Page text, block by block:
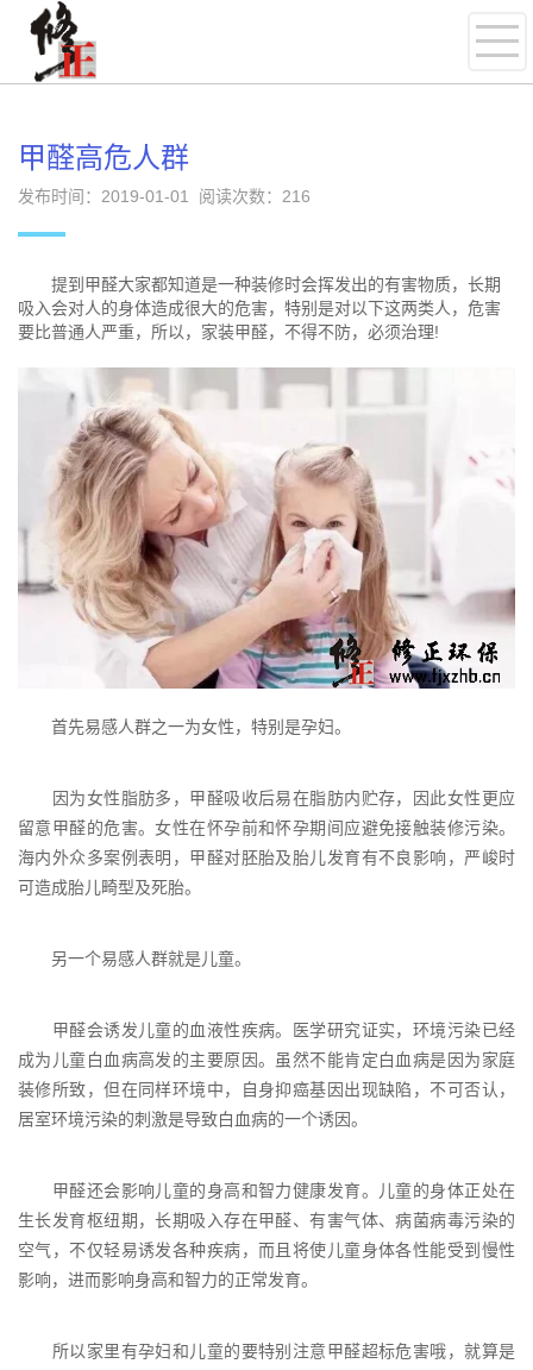
甲醛高危人群
发布时间：2019-01-01 阅读次数： 216
提到甲醛大家都知道是一种装修时会挥发出的有害物质，长期
吸入会对人的身体造成很大的危害，特别是对以下这两类人，危害
要比普通人严重，所以，家装甲醛，不得不防，必须治理!
首先易感人群之一为女性，特别是孕妇。
因为女性脂肪多，甲醛吸收后易在脂肪内贮存，因此女性更应
留意甲醛的危害。女性在怀孕前和怀孕期间应避免接触装修污染。
海内外众多案例表明，甲醛对胚胎及胎儿发育有不良影响，严峻时
可造成胎儿畸型及死胎。
另一个易感人群就是儿童。
甲醛会诱发儿童的血液性疾病。医学研究证实，环境污染已经
成为儿童白血病高发的主要原因。虽然不能肯定白血病是因为家庭
装修所致，但在同样环境中，自身抑癌基因出现缺陷，不可否认，
居室环境污染的刺激是导致白血病的一个诱因。
甲醛还会影响儿童的身高和智力健康发育。儿童的身体正处在
生长发育枢纽期，长期吸入存在甲醛、有害气体、病菌病毒污染的
空气，不仅轻易诱发各种疾病，而且将使儿童身体各性能受到慢性
影响，进而影响身高和智力的正常发育。
所以家里有孕妇和儿童的要特别注意甲醛超标危害哦，就算是